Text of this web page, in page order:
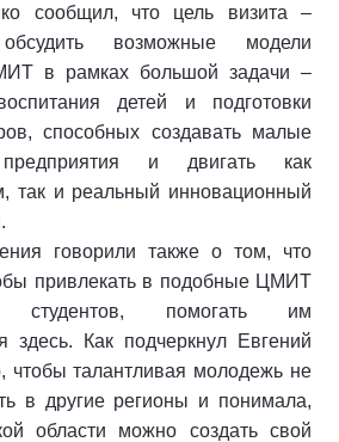
сообщил, что цель визита –
возможные модели
в рамках большой задачи –
детей и подготовки
способных создавать малые
предприятия и двигать как
так и реальный инновационный
говорили также о том, что
привлекать в подобные ЦМИТ
студентов, помогать им
здесь. Как подчеркнул Евгений
чтобы талантливая молодежь не
в другие регионы и понимала,
области можно создать свой